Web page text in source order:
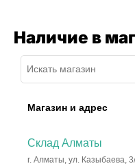
Наличие в
Магазин и адрес
Склад Алматы
г. Алматы, ул. Казыбаева,